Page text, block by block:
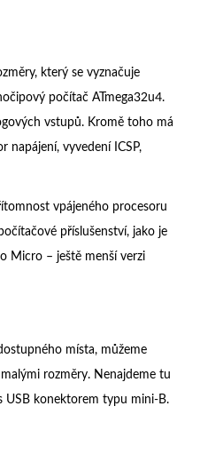
který se vyznačuje
počítač ATmega32u4.
vstupů. Kromě toho má
napájení, vyvedení ICSP,
vpájeného procesoru
příslušenství, jako je
Micro – ještě menší verzi
místa, můžeme
rozměry. Nenajdeme tu
USB konektorem typu mini-B.